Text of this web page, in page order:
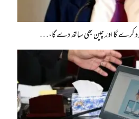
کرے گا اور چین بھی ساتھ دے گا،…